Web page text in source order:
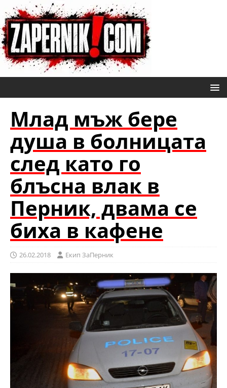
Млад мъж бере
душа в болницата
след като го
блъсна влак в
Перник, двама се
биха в кафене
26.02.2018 Eкип ЗаПерник